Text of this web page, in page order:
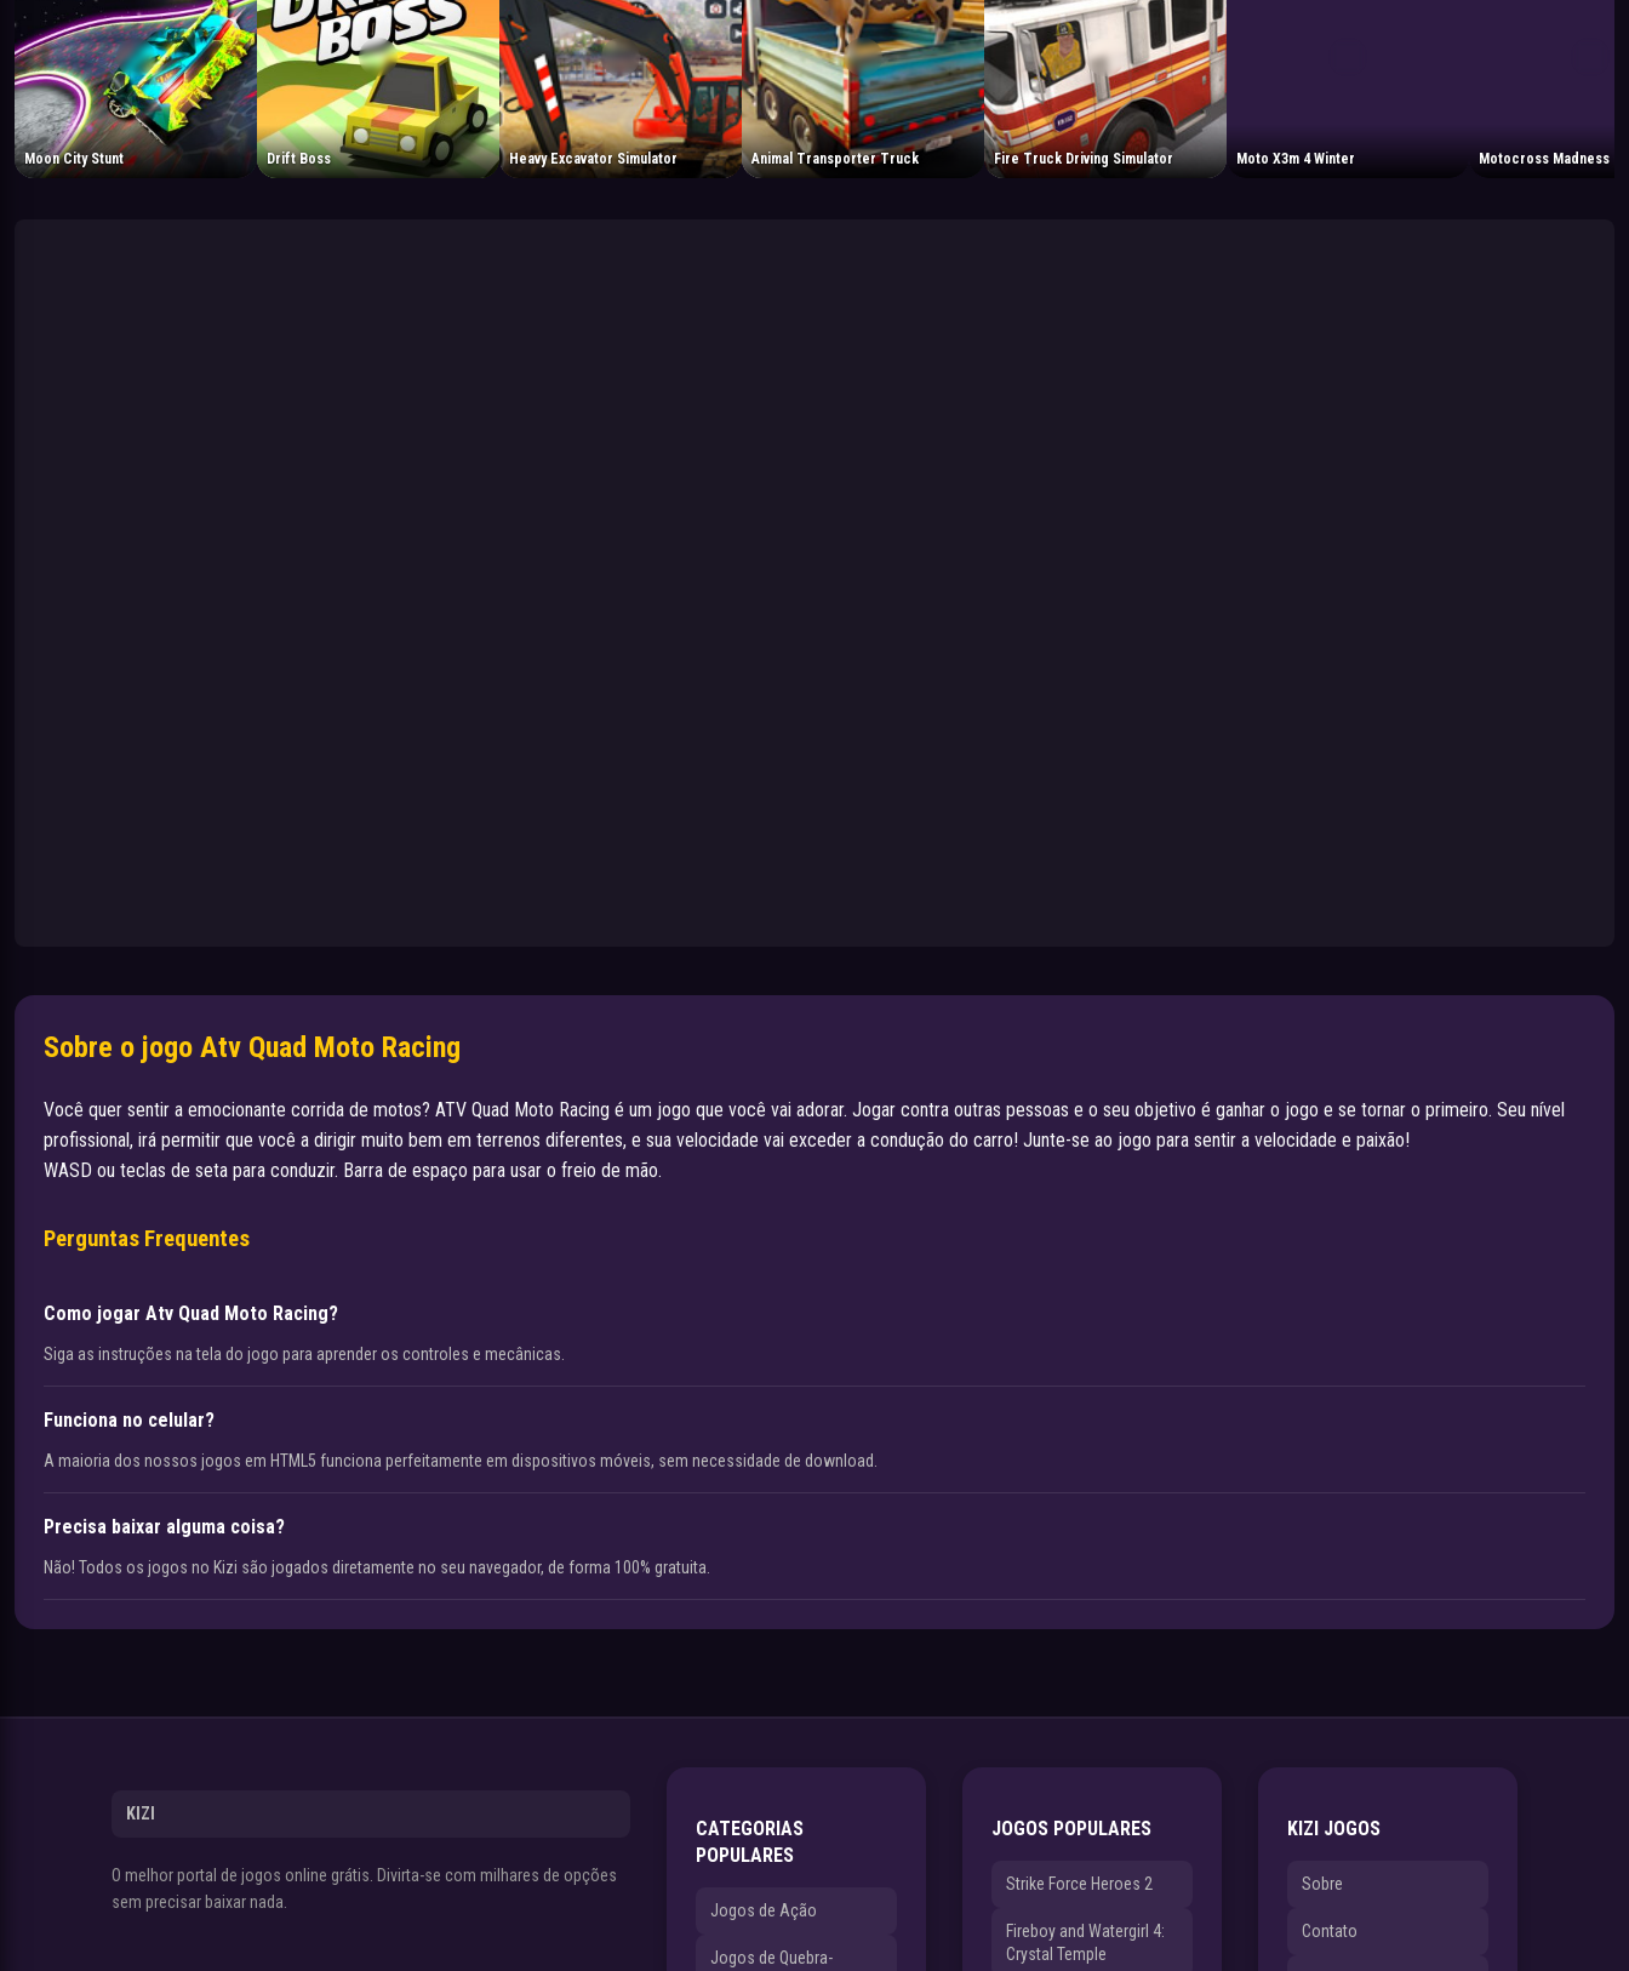
Moon City Stunt Drift Boss Heavy Excavator Simulator Animal Transporter Truck Fire Truck Driving Simulator Moto X3m 4 Winter Motocross Madness
Sobre o jogo Atv Quad Moto Racing
Você quer sentir a emocionante corrida de motos? ATV Quad Moto Racing é um jogo que você vai adorar. Jogar contra outras pessoas e o seu objetivo é ganhar o jogo e se tornar o primeiro. Seu nível
profissional, irá permitir que você a dirigir muito bem em terrenos diferentes, e sua velocidade vai exceder a condução do carro! Junte-se ao jogo para sentir a velocidade e paixão!
WASD ou teclas de seta para conduzir. Barra de espaço para usar o freio de mão.
Perguntas Frequentes
Como jogar Atv Quad Moto Racing?
Siga as instruções na tela do jogo para aprender os controles e mecânicas.
Funciona no celular?
A maioria dos nossos jogos em HTML5 funciona perfeitamente em dispositivos móveis, sem necessidade de download.
Precisa baixar alguma coisa?
Não! Todos os jogos no Kizi são jogados diretamente no seu navegador, de forma 100% gratuita.
KIZI
O melhor portal de jogos online grátis. Divirta-se com milhares de opções
sem precisar baixar nada.
CATEGORIAS
POPULARES
Jogos de Ação
Jogos de Quebra-
JOGOS POPULARES
Strike Force Heroes 2
Fireboy and Watergirl 4:
Crystal Temple
KIZI JOGOS
Sobre
Contato